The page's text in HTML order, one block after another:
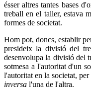
ésser altres tantes bases
treball en el taller, estava
formes de societat.
Hom pot, doncs, establir
presideix la divisió del
desenvolupa la divisió del
sotmesa a l'autoritat d'un
l'autoritat en la societat,
inversa l'una de l'altra.